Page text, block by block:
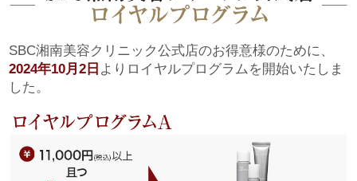
SBC湘南美容クリニック公式店のお得意様のために、
2024年10月2日 よりロイヤルプログラムを開始いたしま
した。